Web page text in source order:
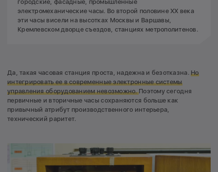
городские, фасадные, промышленные
электромеханические часы. Во второй половине XX века
эти часы висели на высотках Москвы и Варшавы,
Кремлевском дворце съездов, станциях метрополитенов.
Да, такая часовая станция проста, надежна и безотказна.Но
интегрировать ее в современные электронные системы
управления оборудованием невозможно.Поэтому сегодня
первичные и вторичные часы сохраняются больше как
привычный атрибут производственного интерьера,
технический раритет.